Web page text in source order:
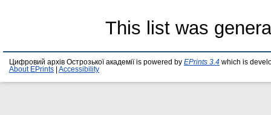
This list was
Цифровий архів Острозької академії is powered by EPrints 3.4 which is
About EPrints
Accessibility